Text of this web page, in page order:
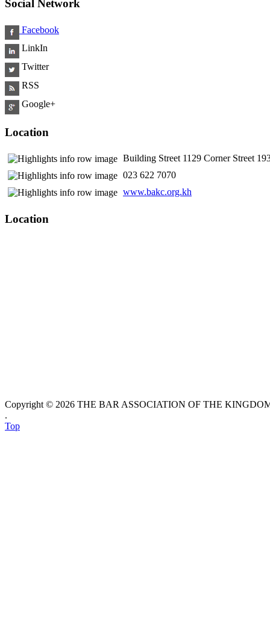
Social Network
Facebook
LinkIn
Twitter
RSS
Google+
Location
Building Street 1129 Corner Street
​ 023 622 7070
www.bakc.org.kh
Location
Copyright © 2026 THE BAR ASSOCIATION OF THE
.
Top